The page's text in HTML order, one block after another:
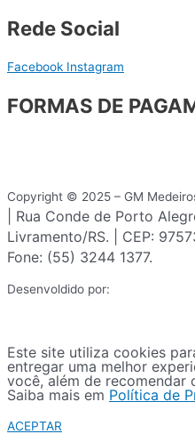
Rede Social
Facebook Instagram
FORMAS DE
Copyright © 2025 – GM
| Rua Conde de Porto
Livramento/RS. | CEP:
Fone: (55) 3244 1377.
Desenvoldido por:
Este site utiliza cookies
entregar uma melhor
você, além de recomendar
Saiba mais em Política de
ACEPTAR